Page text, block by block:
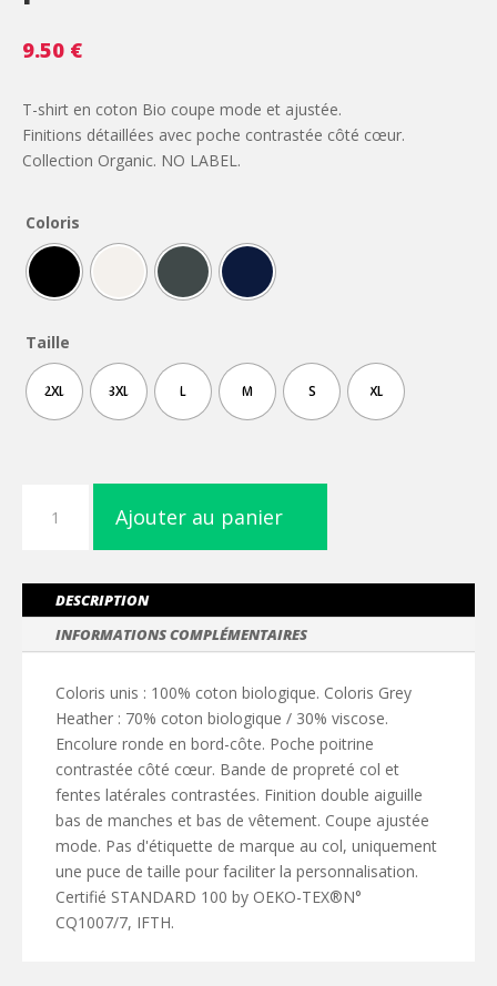
9.50 €
T-shirt en coton Bio coupe mode et ajustée.
Finitions détaillées avec poche contrastée côté cœur.
Collection Organic. NO LABEL.
Coloris
Taille
2XL 3XL L M S XL
coton
Bio
avec
Ajouter au panier
DESCRIPTION
INFORMATIONS COMPLÉMENTAIRES
Coloris unis : 100% coton biologique. Coloris Grey
Heather : 70% coton biologique / 30% viscose.
Encolure ronde en bord-côte. Poche poitrine
contrastée côté cœur. Bande de propreté col et
fentes latérales contrastées. Finition double aiguille
bas de manches et bas de vêtement. Coupe ajustée
mode. Pas d'étiquette de marque au col, uniquement
une puce de taille pour faciliter la personnalisation.
Certifié STANDARD 100 by OEKO-TEX®N°
CQ1007/7, IFTH.